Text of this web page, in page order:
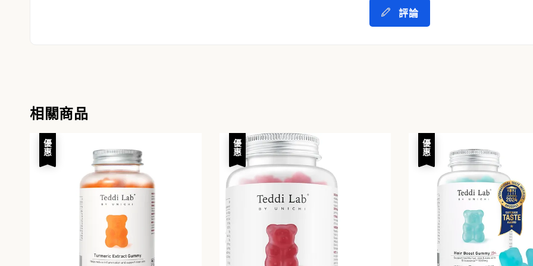
評論
相關商品
優惠 優惠 優惠